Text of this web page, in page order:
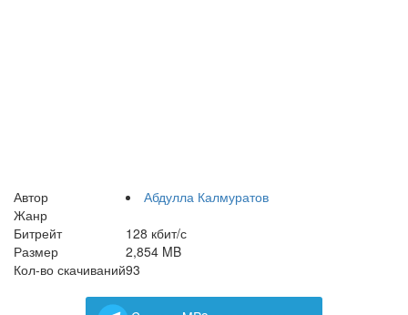
Автор
Абдулла Калмуратов
Жанр
Битрейт
128 кбит/с
Размер
2,854 MB
Кол-во скачиваний93